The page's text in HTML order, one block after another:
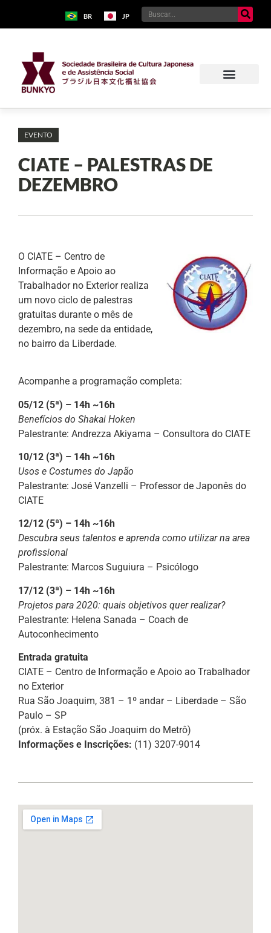
BR JP
EVENTO
CIATE – PALESTRAS DE
DEZEMBRO
O CIATE – Centro de
Informação e Apoio ao
Trabalhador no Exterior realiza
um novo ciclo de palestras
gratuitas durante o mês de
dezembro, na sede da entidade,
no bairro da Liberdade.
Acompanhe a programação completa:
05/12 (5ª) – 14h ~16h
Benefícios do Shakai Hoken
Palestrante: Andrezza Akiyama – Consultora do CIATE
10/12 (3ª) – 14h ~16h
Usos e Costumes do Japão
Palestrante: José Vanzelli – Professor de Japonês do
CIATE
12/12 (5ª) – 14h ~16h
Descubra seus talentos e aprenda como utilizar na area
profissional
Palestrante: Marcos Suguiura – Psicólogo
17/12 (3ª) – 14h ~16h
Projetos para 2020: quais objetivos quer realizar?
Palestrante: Helena Sanada – Coach de
Autoconhecimento
Entrada gratuita
CIATE – Centro de Informação e Apoio ao Trabalhador
no Exterior
Rua São Joaquim, 381 – 1º andar – Liberdade – São
Paulo – SP
(próx. à Estação São Joaquim do Metrô)
Informações e Inscrições: (11) 3207-9014